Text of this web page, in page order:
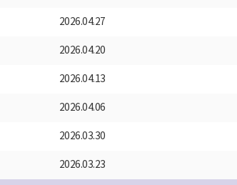
2026.04.27
2026.04.20
2026.04.13
2026.04.06
2026.03.30
2026.03.23